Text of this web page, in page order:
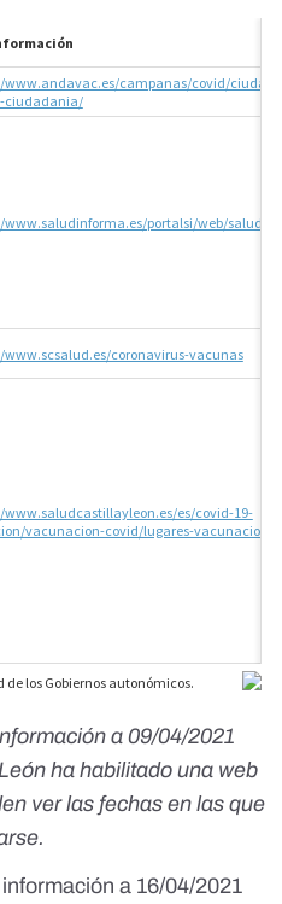
a 09/04/2021
ha habilitado una web
ver las fechas en las que
a 16/04/2021